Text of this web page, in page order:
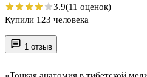
1 отзыв
3.9(11 оценок)
Купили 123 человека